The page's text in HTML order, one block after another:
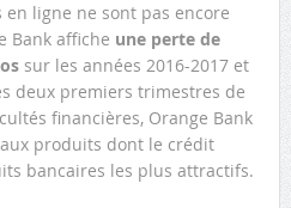
en ligne ne sont pas encore
Bank affiche une perte de
sur les années 2016-2017 et
deux premiers trimestres de
financières, Orange Bank
produits dont le crédit
bancaires les plus attractifs.